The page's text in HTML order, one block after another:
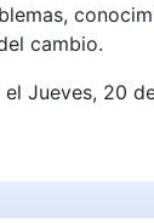
cambio.
el Jueves, 20